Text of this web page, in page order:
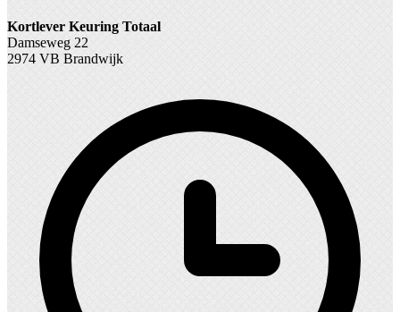
Kortlever Keuring Totaal
Damseweg 22
2974 VB Brandwijk